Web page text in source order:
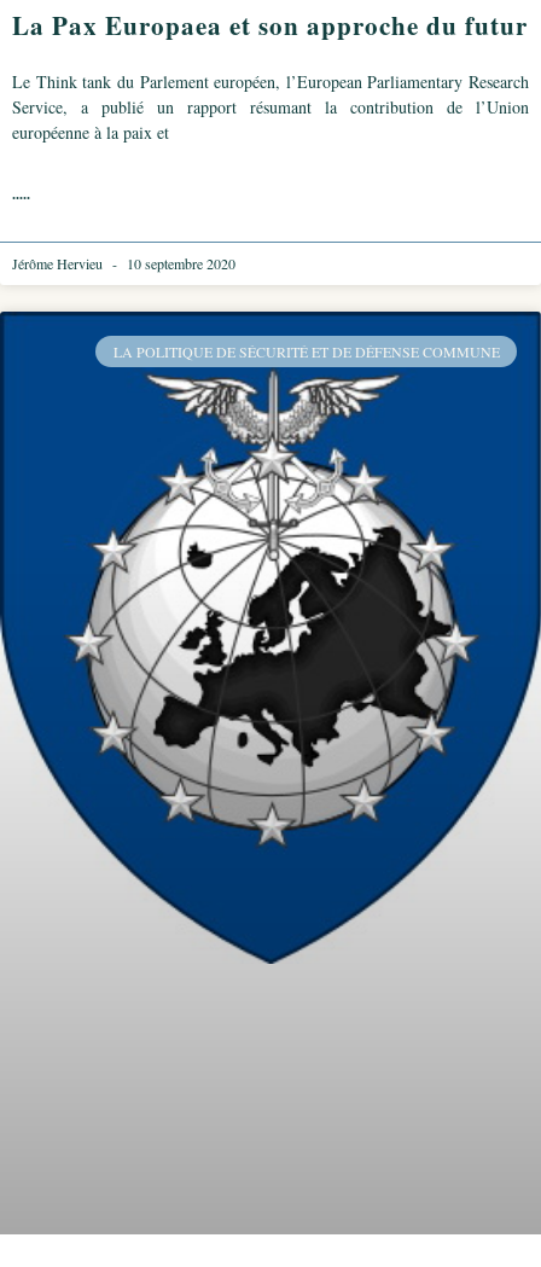
La Pax Europaea et son approche du futur
Le Think tank du Parlement européen, l’European Parliamentary Research
Service, a publié un rapport résumant la contribution de l’Union
européenne à la paix et
.....
Jérôme Hervieu 10 septembre 2020
LA POLITIQUE DE SÉCURITÉ ET DE DÉFENSE COMMUNE